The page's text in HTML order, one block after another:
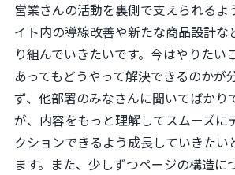
営業さんの活動を裏側で支えられるよ
イト内の導線改善や新たな商品設計な
り組んでいきたいです。今はやりたい
あってもどうやって解決できるのかが
ず、他部署のみなさんに聞いてばかり
が、内容をもっと理解してスムーズに
クションできるよう成長していきたい
ます。また、少しずつページの構造に